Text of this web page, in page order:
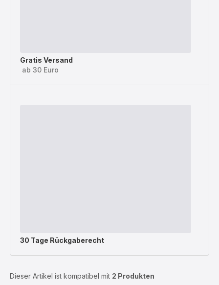
Gratis Versand
ab 30 Euro
30 Tage Rückgaberecht
Dieser Artikel ist kompatibel mit 2 Produkten